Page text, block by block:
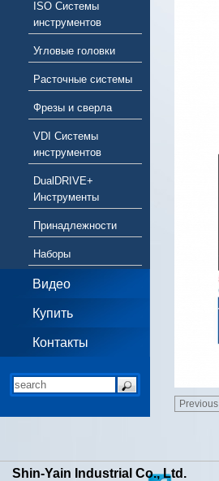
ISO Системы
инструментов
Угловые головки
Расточные системы
Фрезы и сверла
VDI Системы
инструментов
DualDRIVE+
Инструменты
Принадлежности
Наборы
Видео
Купить
Контакты
Previous
Shin-Yain Industrial Co., Ltd.